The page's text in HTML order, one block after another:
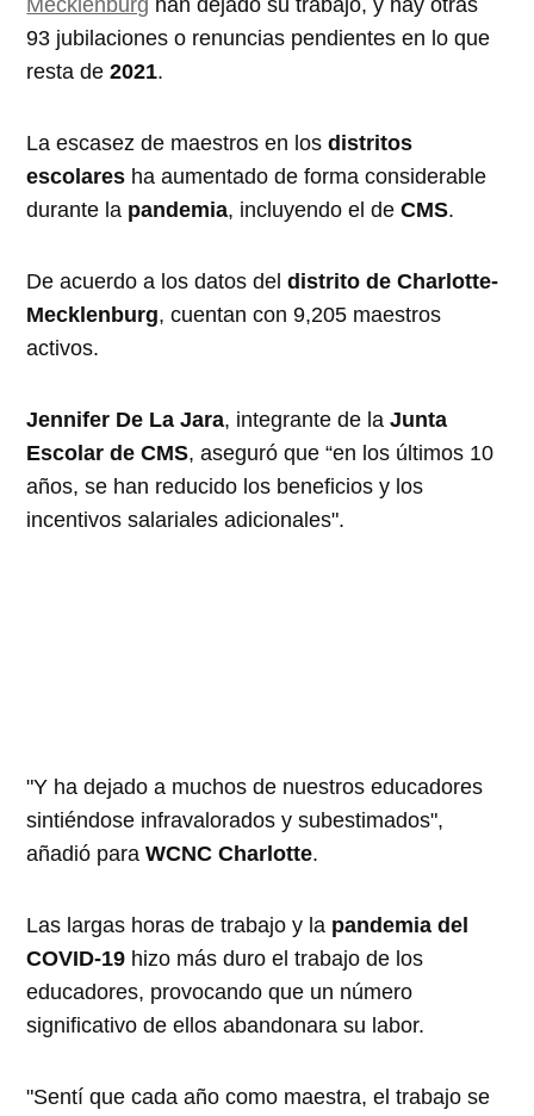
Mecklenburg han dejado su trabajo, y hay otras
93 jubilaciones o renuncias pendientes en lo que
resta de2021.
La escasez de maestros en losdistritos
escolares ha aumentado de forma considerable
durante la pandemia, incluyendo el de CMS.
De acuerdo a los datos deldistrito de Charlotte-
Mecklenburg, cuentan con 9,205 maestros
activos.
Jennifer De La Jara, integrante de laJunta
Escolar de CMS, aseguró que “en los últimos 10
años, se han reducido los beneficios y los
incentivos salariales adicionales".
"Y ha dejado a muchos de nuestros educadores
sintiéndose infravalorados y subestimados",
añadió paraWCNC Charlotte.
Las largas horas de trabajo y la pandemia del
COVID-19 hizo más duro el trabajo de los
educadores, provocando que un número
significativo de ellos abandonara su labor.
"Sentí que cada año como maestra, el trabajo se